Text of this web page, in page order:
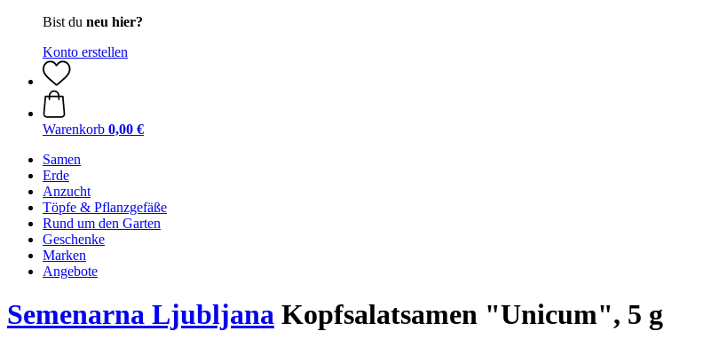
Bist du neu hier?
Konto erstellen
Warenkorb 0,00 €
Samen
Erde
Anzucht
Töpfe & Pflanzgefäße
Rund um den Garten
Geschenke
Marken
Angebote
Semenarna Ljubljana Kopfsalatsamen "Unicum", 5 g